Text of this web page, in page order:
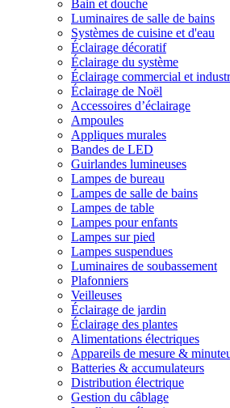
Bain et douche
Luminaires de salle de bains
Systèmes de cuisine et d'eau
Éclairage décoratif
Éclairage du système
Éclairage commercial et
Éclairage de Noël
Accessoires d’éclairage
Ampoules
Appliques murales
Bandes de LED
Guirlandes lumineuses
Lampes de bureau
Lampes de salle de bains
Lampes de table
Lampes pour enfants
Lampes sur pied
Lampes suspendues
Luminaires de soubassement
Plafonniers
Veilleuses
Éclairage de jardin
Éclairage des plantes
Alimentations électriques
Appareils de mesure &
Batteries & accumulateurs
Distribution électrique
Gestion du câblage